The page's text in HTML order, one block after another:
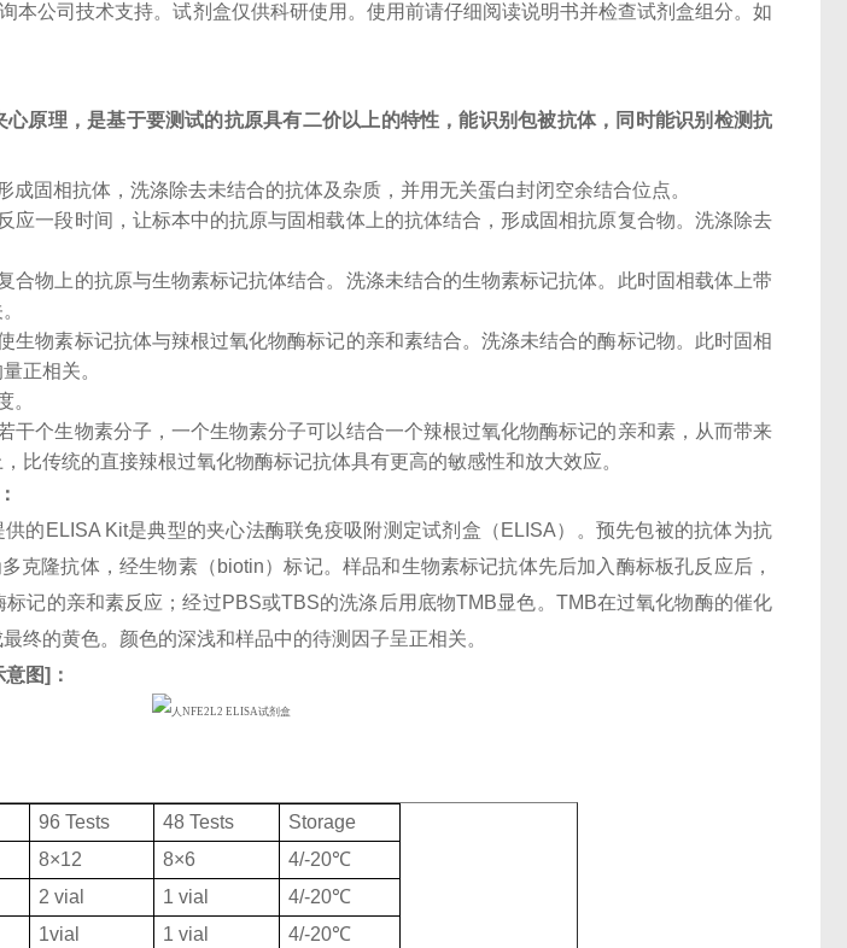
本公司技术支持。试剂盒仅供科研使用。使用前请仔细阅读说明书并检查试剂盒组分。如
原理，是基于要测试的抗原具有二价以上的特性，能识别包被抗体，同时能识别检测抗
成固相抗体，洗涤除去未结合的抗体及杂质，并用无关蛋白封闭空余结合位点。
应一段时间，让标本中的抗原与固相载体上的抗体结合，形成固相抗原复合物。洗涤除去
合物上的抗原与生物素标记抗体结合。洗涤未结合的生物素标记抗体。此时固相载体上带
生物素标记抗体与辣根过氧化物酶标记的亲和素结合。洗涤未结合的酶标记物。此时固相
正相关。
。
干个生物素分子，一个生物素分子可以结合一个辣根过氧化物酶标记的亲和素，从而带来
比传统的直接辣根过氧化物酶标记抗体具有更高的敏感性和放大效应。
：
的ELISA Kit是典型的夹心法酶联免疫吸附测定试剂盒（ELISA）。预先包被的抗体为抗
克隆抗体，经生物素（biotin）标记。样品和生物素标记抗体先后加入酶标板孔反应后，
记的亲和素反应；经过PBS或TBS的洗涤后用底物TMB显色。TMB在过氧化物酶的催化
终的黄色。颜色的深浅和样品中的待测因子呈正相关。
意图] ：
96 Tests 48 Tests
Storage
8×12 8×6
4/-20℃
2 vial 1 vial
4/-20℃
1vial 1 vial
4/-20℃